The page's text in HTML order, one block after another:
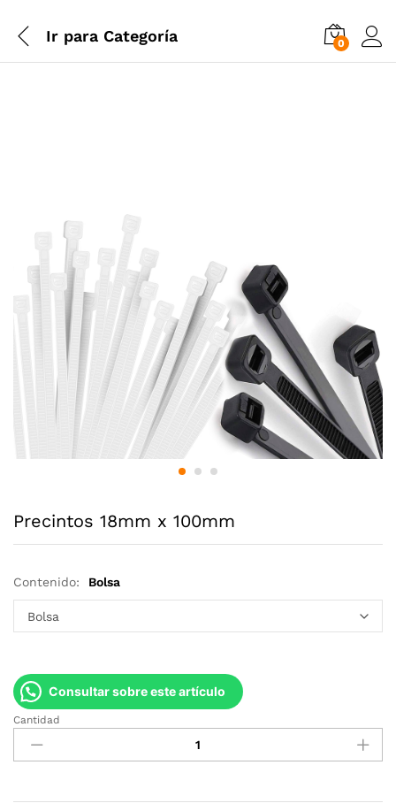
Ir para Categoría 0
Precintos 18mm x 100mm
Contenido: Bolsa
Consultar sobre este artículo
Precintos
18mm
x
quantity
Cantidad